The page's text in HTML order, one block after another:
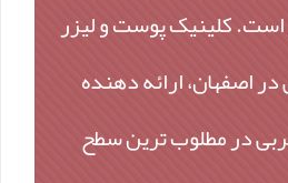
کلینیک پوست و لیزر
اصفهان، ارائه دهنده
در مطلوب ترین سطح